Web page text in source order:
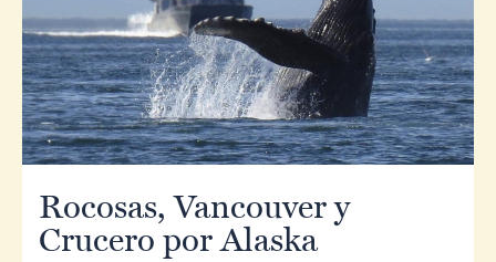
Rocosas, Vancouver y
Crucero por Alaska